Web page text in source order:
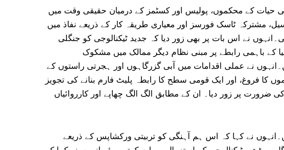
کے محکموں، پولیس اور کسٹمز کے درمیان حقیقی وقت میں
مشترکہ ٹاسک فورسز اور معیاری طریقہ کار کے ذریعے نفاذ میں
نے اس بات پر بھی زور دیا کہ جدید ٹیکنالوجی کو جنگلی
باہمی رابطے پر مبنی نظام دیگر ممالک میں مشکوک
نے عملی اقدامات میں آبی گزرگاہوں اور ہجرتی راستوں کے
فروغ، اور ایک قومی سطح کا رابطہ پلیٹ فارم بنانے کی تجویز
پر زور دیا۔ ان کے مطابق الگ الگ چھاپے اور کارروائیاں
نے کہا کہ اس ہم آہنگی کو تربیتی ورکشاپس کے ذریعے